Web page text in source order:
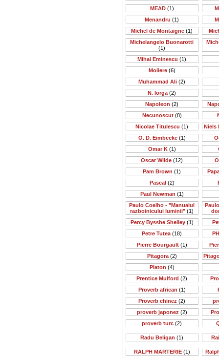
MEAD(1)
Menandru (1)
Michel de Montaigne (1)
Michelangelo Buonarotti
(1)
Mihai Eminescu (1)
Moliere(6)
Muhammad Ali (2)
N. Iorga (2)
Napoleon (2)
Necunoscut(8)
Nicolae Titulescu (1)
Niels
O. D. Eimbecke(1)
Omar K(1)
Oscar Wilde (12)
Pam Brown (1)
Pascal(2)
Paul Newman (1)
Paulo Coelho - "Manualul
razboinicului luminii" (1)
Percy Bysshe Shelley(1)
Petre Tutea (18)
Pierre Bourgault(1)
Pitagora(2)
Platon (4)
Prentice Mulford (2)
Proverb african (1)
Proverb chinez (2)
proverb japonez (2)
proverb turc (2)
Radu Beligan (1)
RALPH MARTERIE(1)